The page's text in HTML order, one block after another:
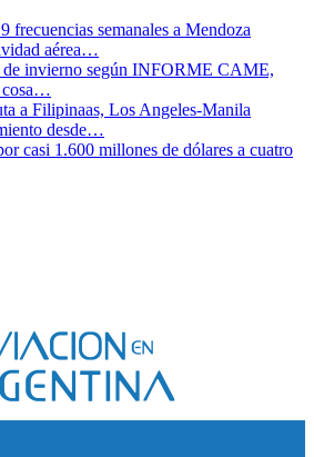
frecuencias semanales a Mendoza
aérea…
de invierno según INFORME CAME,
cosa…
a Filipinaas, Los Angeles-Manila
desde…
casi 1.600 millones de dólares a cuatro